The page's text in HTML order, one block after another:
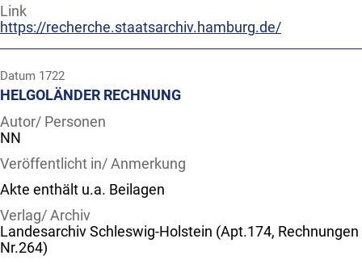
Link
https://recherche.staatsarchiv.hamburg.de/
Datum 1722
HELGOLÄNDER RECHNUNG
Autor/ Personen
NN
Veröffentlicht in/ Anmerkung
Akte enthält u.a. Beilagen
Verlag/ Archiv
Landesarchiv Schleswig-Holstein (Apt.174, Rechnungen
Nr.264)